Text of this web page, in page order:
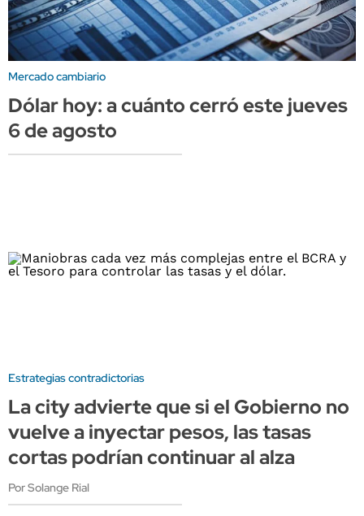
Mercado cambiario
Dólar hoy: a cuánto cerró este jueves
6 de agosto
Estrategias contradictorias
La city advierte que si el Gobierno no
vuelve a inyectar pesos, las tasas
cortas podrían continuar al alza
Por Solange Rial